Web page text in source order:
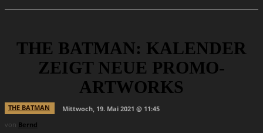
THE BATMAN: KALENDER
ZEIGT NEUE PROMO-
ARTWORKS
THE BATMAN
Mittwoch, 19. Mai 2021 @ 11:45
von Bernd